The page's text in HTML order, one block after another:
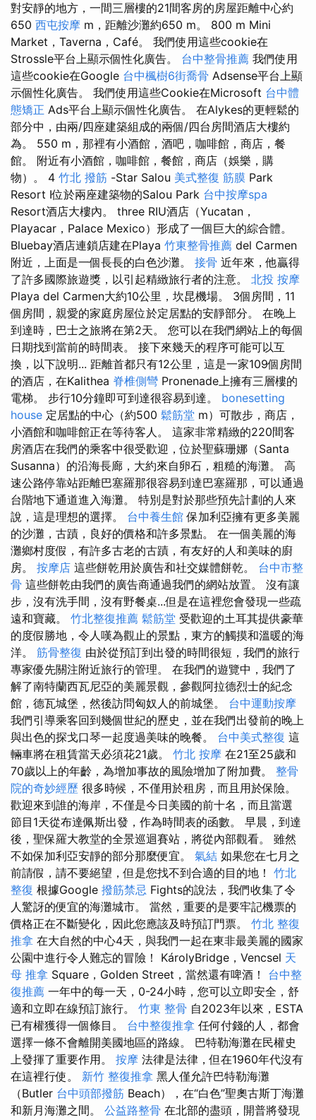
對安靜的地方，一間三層樓的21間客房的房屋距離中心約
650 西屯按摩 m，距離沙灘約650 m。 800 m Mini
Market，Taverna，Café。 我們使用這些cookie在
Strossle平台上顯示個性化廣告。 台中整骨推薦 我們使用
這些cookie在Google 台中楓樹6街喬骨 Adsense平台上顯
示個性化廣告。 我們使用這些Cookie在Microsoft 台中體
態矯正 Ads平台上顯示個性化廣告。 在Alykes的更輕鬆的
部分中，由兩/四座建築組成的兩個/四台房間酒店大樓約
為。 550 m，那裡有小酒館，酒吧，咖啡館，商店，餐
館。 附近有小酒館，咖啡館，餐館，商店（娛樂，購
物）。 4 竹北 撥筋 -Star Salou 美式整復 筋膜 Park
Resort I位於兩座建築物的Salou Park 台中按摩spa
Resort酒店大樓內。 three RIU酒店（Yucatan，
Playacar，Palace Mexico）形成了一個巨大的綜合體。
Bluebay酒店連鎖店建在Playa 竹東整骨推薦 del Carmen
附近，上面是一個長長的白色沙灘。 接骨 近年來，他贏得
了許多國際旅遊獎，以引起精緻旅行者的注意。 北投 按摩
Playa del Carmen大約10公里，坎昆機場。 3個房間，11
個房間，親愛的家庭房屋位於定居點的安靜部分。 在晚上
到達時，巴士之旅將在第2天。 您可以在我們網站上的每個
日期找到當前的時間表。 接下來幾天的程序可能可以互
換，以下說明... 距離首都只有12公里，這是一家109個房間
的酒店，在Kalithea 脊椎側彎 Pronenade上擁有三層樓的
電梯。 步行10分鐘即可到達很容易到達。 bonesetting
house 定居點的中心（約500 鬆筋堂 m）可散步，商店，
小酒館和咖啡館正在等待客人。 這家非常精緻的220間客
房酒店在我們的乘客中很受歡迎，位於聖蘇珊娜（Santa
Susanna）的沿海長廊，大約來自卵石，粗糙的海灘。 高
速公路停靠站距離巴塞羅那很容易到達巴塞羅那，可以通過
台階地下通道進入海灘。 特別是對於那些預先計劃的人來
說，這是理想的選擇。 台中養生館 保加利亞擁有更多美麗
的沙灘，古蹟，良好的價格和許多景點。 在一個美麗的海
灘鄉村度假，有許多古老的古蹟，有友好的人和美味的廚
房。 按摩店 這些餅乾用於廣告和社交媒體餅乾。 台中市整
骨 這些餅乾由我們的廣告商通過我們的網站放置。 沒有讓
步，沒有洗手間，沒有野餐桌...但是在這裡您會發現一些疏
遠和寶藏。 竹北整復推薦 鬆筋堂 受歡迎的土耳其提供豪華
的度假勝地，令人嘆為觀止的景點，東方的觸摸和溫暖的海
洋。 筋骨整復 由於從預訂到出發的時間很短，我們的旅行
專家優先關注附近旅行的管理。 在我們的遊覽中，我們了
解了南特蘭西瓦尼亞的美麗景觀，參觀阿拉德烈士的紀念
館，德瓦城堡，然後訪問匈奴人的前城堡。 台中運動按摩
我們引導乘客回到幾個世紀的歷史，並在我們出發前的晚上
與出色的探戈口琴一起度過美味的晚餐。 台中美式整復 這
輛車將在租賃當天必須花21歲。 竹北 按摩 在21至25歲和
70歲以上的年齡，為增加事故的風險增加了附加費。 整骨
院的奇妙經歷 很多時候，不僅用於租房，而且用於保險。
歡迎來到誰的海岸，不僅是今日美國的前十名，而且當選
節目1天從布達佩斯出發，作為時間表的函數。 早晨，到達
後，聖保羅大教堂的全景巡迴賽站，將從內部觀看。 雖然
不如保加利亞安靜的部分那麼便宜。 氣結 如果您在七月之
前請假，請不要絕望，但是您找不到合適的目的地！ 竹北
整復 根據Google 撥筋禁忌 Fights的說法，我們收集了令
人驚訝的便宜的海灘城市。 當然，重要的是要牢記機票的
價格正在不斷變化，因此您應該及時預訂門票。 竹北 整復
推拿 在大自然的中心4天，與我們一起在東非最美麗的國家
公園中進行令人難忘的冒險！ KárolyBridge，Vencsel 天
母 推拿 Square，Golden Street，當然還有啤酒！ 台中整
復推薦 一年中的每一天，0-24小時，您可以立即安全，舒
適和立即在線預訂旅行。 竹東 整骨 自2023年以來，ESTA
已有權獲得一個條目。 台中整復推拿 任何付錢的人，都會
選擇一條不會離開美國地區的路線。 巴特勒海灘在民權史
上發揮了重要作用。 按摩 法律是法律，但在1960年代沒有
在這裡行使。 新竹 整復推拿 黑人僅允許巴特勒海灘
（Butler 台中頭部撥筋 Beach），在“白色”聖奧古斯丁海灘
和新月海灘之間。 公益路整骨 在北部的盡頭，開普將發現